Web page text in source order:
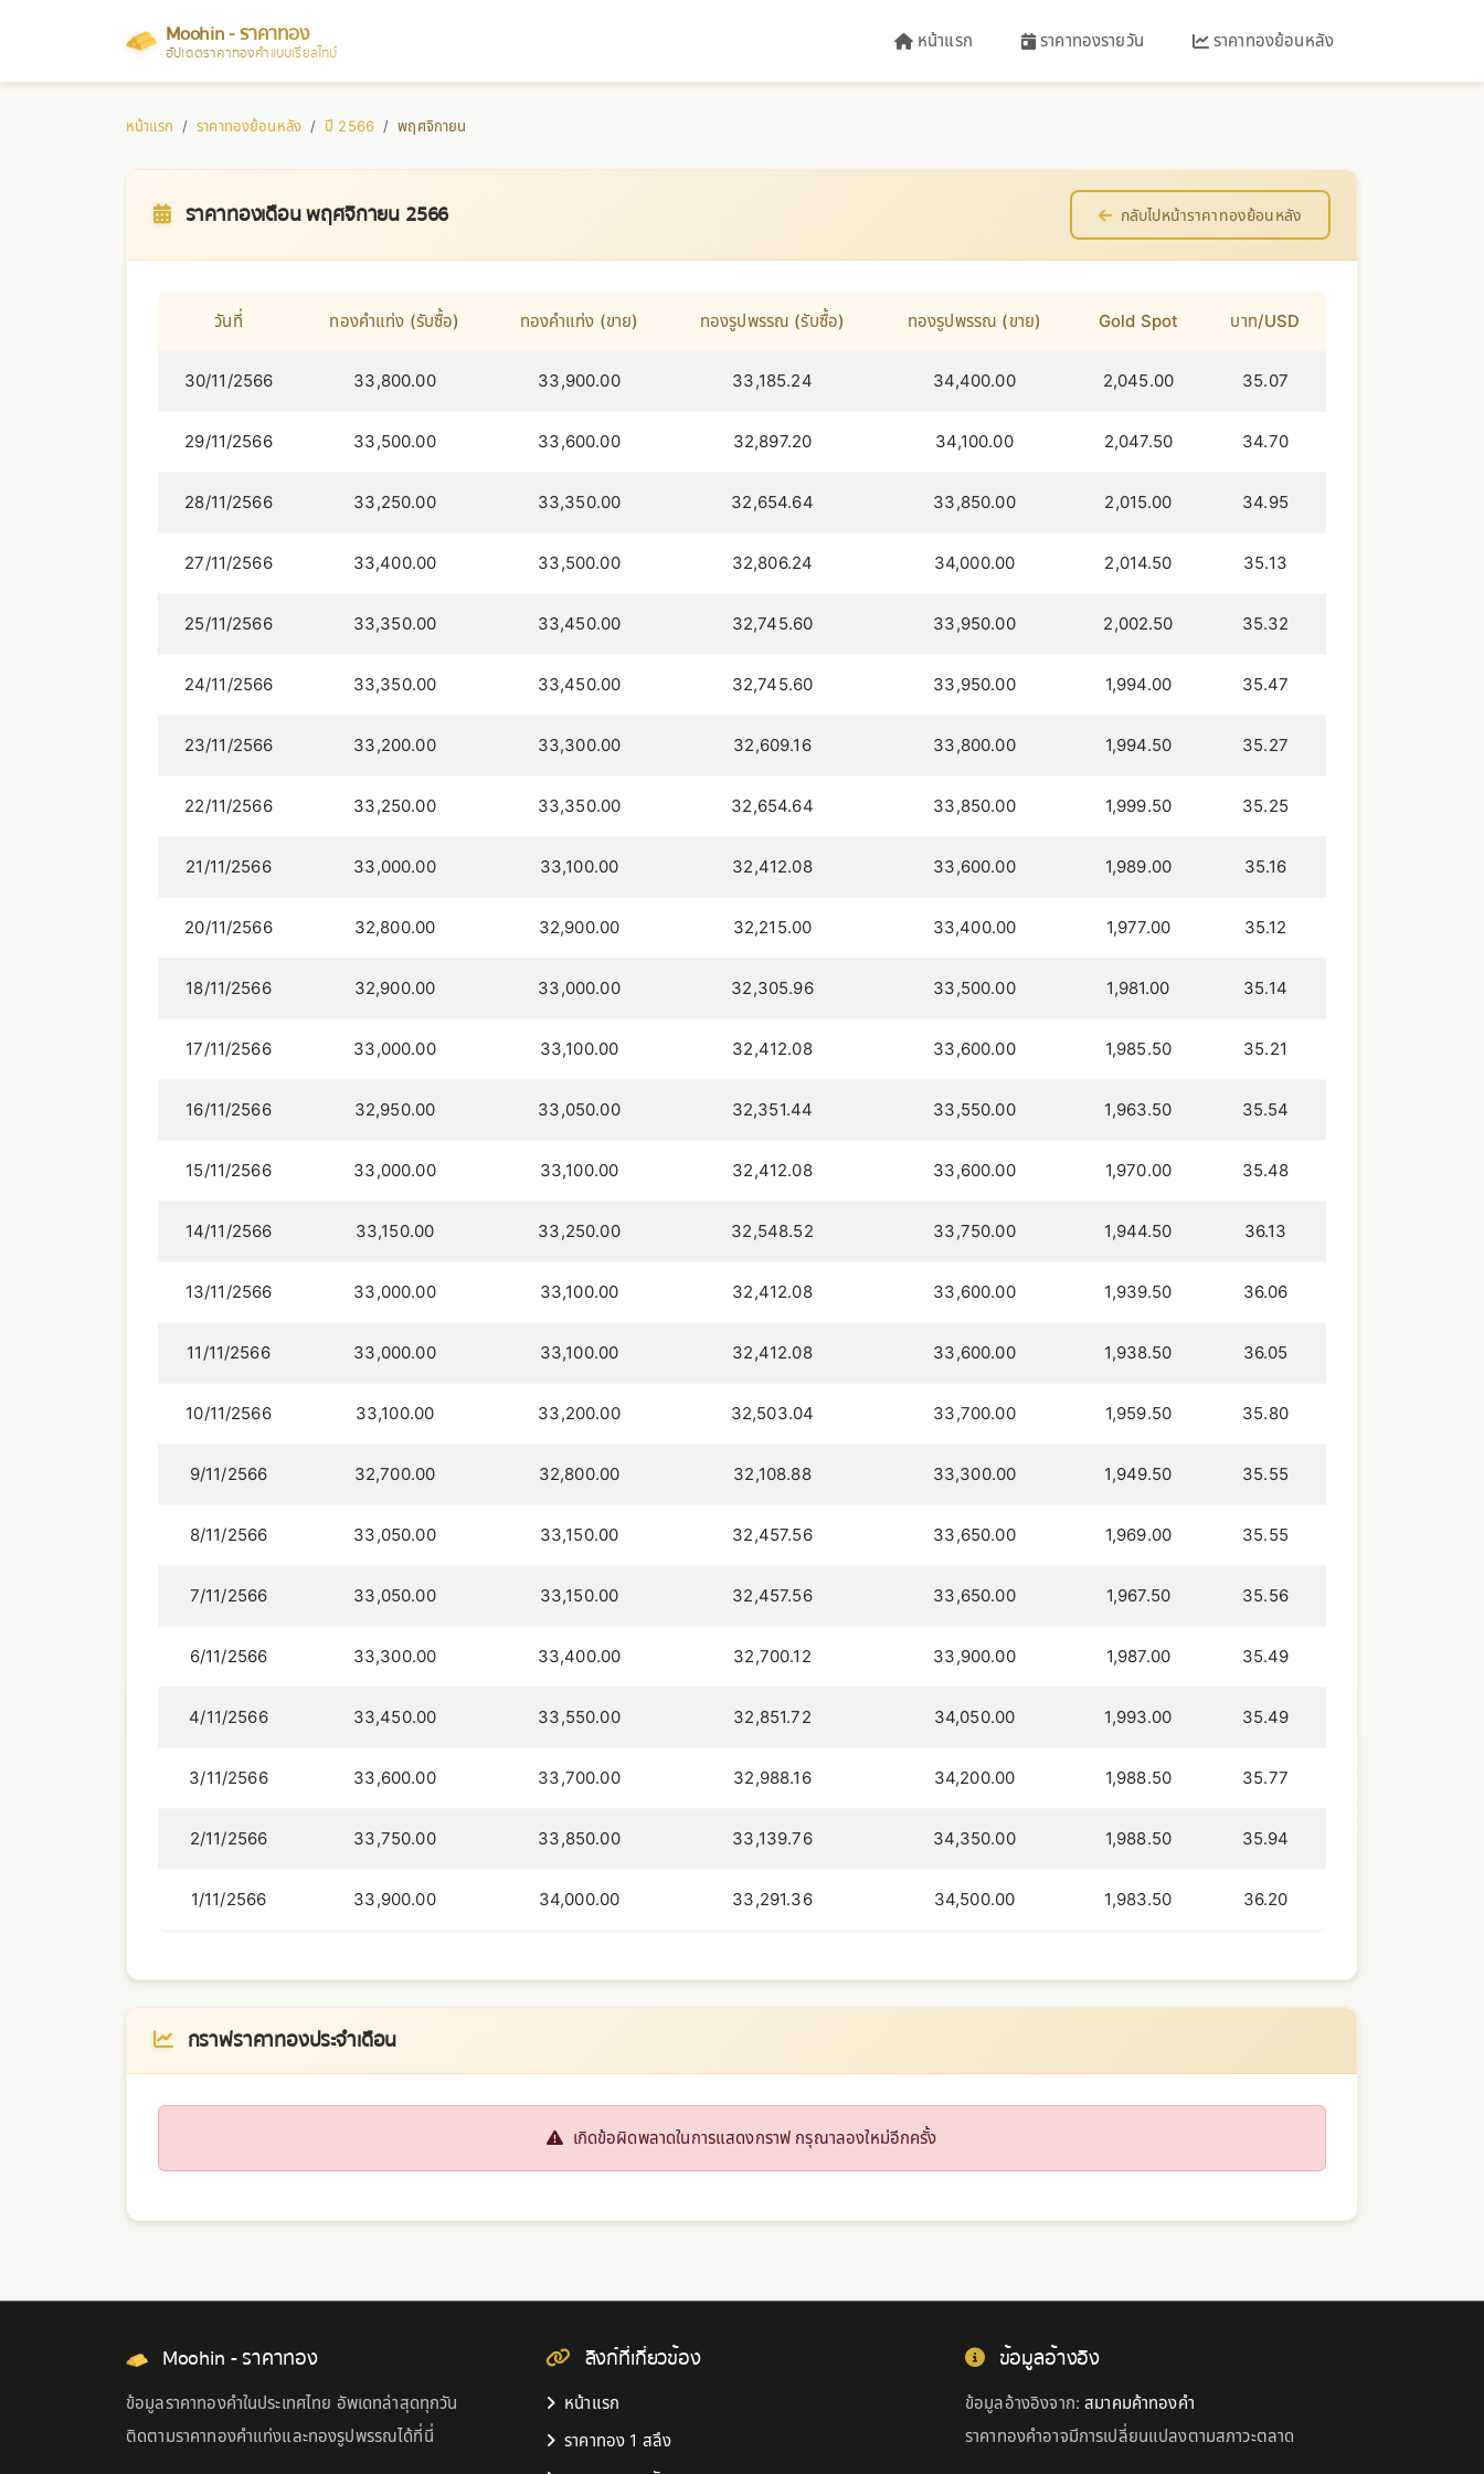
Moohin - ราคาทอง
อัปเดตราคาทองคำแบบเรียลไทม์
หน้าแรก ราคาทองรายวัน ราคาทองย้อนหลัง
หน้าแรก ราคาทองย้อนหลัง ปี 2566 พฤศจิกายน
ราคาทองเดือน พฤศจิกายน 2566 กลับไปหน้าราคาทองย้อนหลัง
วันที่ ทองคำแท่ง (รับซื้อ) ทองคำแท่ง (ขาย) ทองรูปพรรณ (รับซื้อ) ทองรูปพรรณ (ขาย) Gold Spot บาท/USD
30/11/2566 33,800.00 33,900.00 33,185.24 34,400.00 2,045.00 35.07
29/11/2566 33,500.00 33,600.00 32,897.20 34,100.00 2,047.50 34.70
28/11/2566 33,250.00 33,350.00 32,654.64 33,850.00 2,015.00 34.95
27/11/2566 33,400.00 33,500.00 32,806.24 34,000.00 2,014.50 35.13
25/11/2566 33,350.00 33,450.00 32,745.60 33,950.00 2,002.50 35.32
24/11/2566 33,350.00 33,450.00 32,745.60 33,950.00 1,994.00 35.47
23/11/2566 33,200.00 33,300.00 32,609.16 33,800.00 1,994.50 35.27
22/11/2566 33,250.00 33,350.00 32,654.64 33,850.00 1,999.50 35.25
21/11/2566 33,000.00 33,100.00 32,412.08 33,600.00 1,989.00 35.16
20/11/2566 32,800.00 32,900.00 32,215.00 33,400.00 1,977.00 35.12
18/11/2566 32,900.00 33,000.00 32,305.96 33,500.00 1,981.00 35.14
17/11/2566 33,000.00 33,100.00 32,412.08 33,600.00 1,985.50 35.21
16/11/2566 32,950.00 33,050.00 32,351.44 33,550.00 1,963.50 35.54
15/11/2566 33,000.00 33,100.00 32,412.08 33,600.00 1,970.00 35.48
14/11/2566 33,150.00 33,250.00 32,548.52 33,750.00 1,944.50 36.13
13/11/2566 33,000.00 33,100.00 32,412.08 33,600.00 1,939.50 36.06
11/11/2566 33,000.00 33,100.00 32,412.08 33,600.00 1,938.50 36.05
10/11/2566 33,100.00 33,200.00 32,503.04 33,700.00 1,959.50 35.80
9/11/2566 32,700.00 32,800.00 32,108.88 33,300.00 1,949.50 35.55
8/11/2566 33,050.00 33,150.00 32,457.56 33,650.00 1,969.00 35.55
7/11/2566 33,050.00 33,150.00 32,457.56 33,650.00 1,967.50 35.56
6/11/2566 33,300.00 33,400.00 32,700.12 33,900.00 1,987.00 35.49
4/11/2566 33,450.00 33,550.00 32,851.72 34,050.00 1,993.00 35.49
3/11/2566 33,600.00 33,700.00 32,988.16 34,200.00 1,988.50 35.77
2/11/2566 33,750.00 33,850.00 33,139.76 34,350.00 1,988.50 35.94
1/11/2566 33,900.00 34,000.00 33,291.36 34,500.00 1,983.50 36.20
กราฟราคาทองประจำเดือน
เกิดข้อผิดพลาดในการแสดงกราฟ กรุณาลองใหม่อีกครั้ง
Moohin - ราคาทอง
ข้อมูลราคาทองคำในประเทศไทย อัพเดทล่าสุดทุกวัน
ติดตามราคาทองคำแท่งและทองรูปพรรณได้ที่นี่
ลิงก์ที่เกี่ยวข้อง
หน้าแรก
ราคาทอง 1 สลึง
ข้อมูลอ้างอิง
ข้อมูลอ้างอิงจาก:สมาคมค้าทองคำ
ราคาทองคำอาจมีการเปลี่ยนแปลงตามสภาวะตลาด